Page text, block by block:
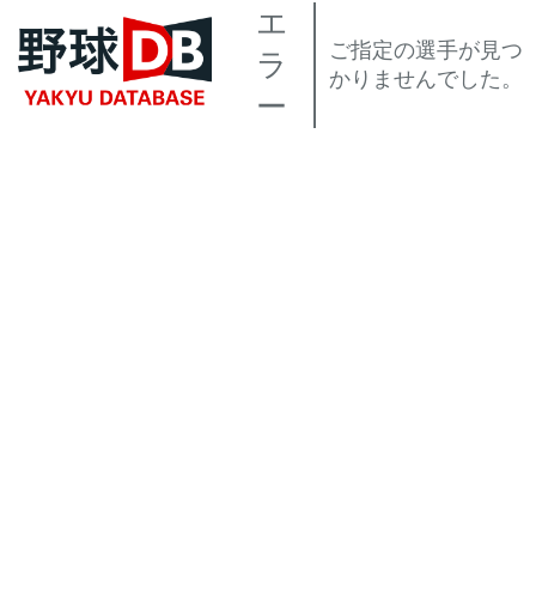
エ
ラ
ー
ご指定の選手が見つ
かりませんでした。